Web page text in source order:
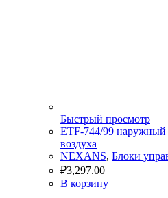
Быстрый просмотр
ETF-744/99 наружный
воздуха
NEXANS, Блоки
₽3,297.00
В корзину